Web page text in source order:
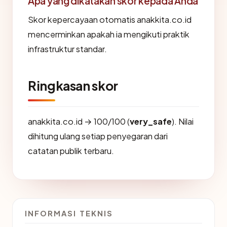
Skor kepercayaan otomatis anakkita.co.id
mencerminkan apakah ia mengikuti praktik
infrastruktur standar.
Ringkasan skor
anakkita.co.id → 100/100 (very_safe). Nilai
dihitung ulang setiap penyegaran dari
catatan publik terbaru.
INFORMASI TEKNIS